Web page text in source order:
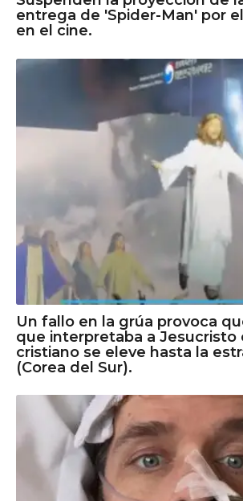
entrega de 'Spider-Man' por
en el cine.
Un fallo en la grúa provoca
que interpretaba a Jesucristo
cristiano se eleve hasta la
(Corea del Sur).